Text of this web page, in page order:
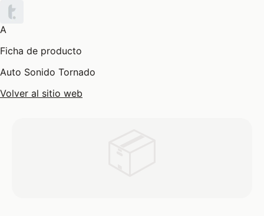
A
Ficha de producto
Auto Sonido Tornado
Volver al sitio web